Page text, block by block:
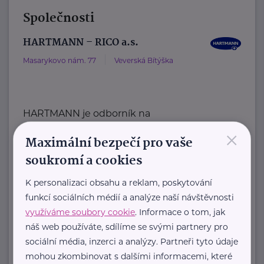
Společnosti
HARTMANN – RICO a.s.
Masarykovo nám. 77 Veverská Bítýška
HARTMANN je odborník na
řešení s dlouholetou tradicí.
Zaměřuje ...
https://hartmanndirect.com/cs-cz
info@hartmanndirect.cz
Ministerstvo zdravotnictví ČR
×
Maximální bezpečí pro vaše
soukromí a cookies
K personalizaci obsahu a reklam, poskytování
funkcí sociálních médií a analýze naší návštěvnosti
využíváme soubory cookie. Informace o tom, jak
náš web používáte, sdílíme se svými partnery pro
sociální média, inzerci a analýzy. Partneři tyto údaje
mohou zkombinovat s dalšími informacemi, které